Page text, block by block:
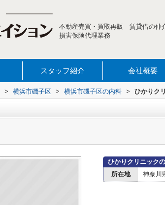
不動産売買・買取再販 賃貸借の仲
損害保険代理業務
スタッフ紹介 会社概要
> 横浜市磯子区 > 横浜市磯子区の内科 > ひかりク
ひかりクリニック
所在地
神奈川